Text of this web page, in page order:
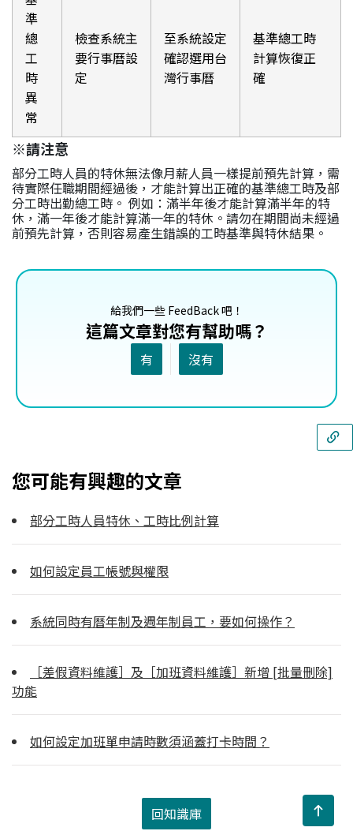
準
總
工
時
異
常
檢查系統主
要行事曆設
定
至系統設定
確認選用台
灣行事曆
基準總工時
計算恢復正
確
※請注意
部分工時人員的特休無法像月薪人員一樣提前預先計算，需
待實際任職期間經過後，才能計算出正確的基準總工時及部
分工時出勤總工時。 例如：滿半年後才能計算滿半年的特
休，滿一年後才能計算滿一年的特休。請勿在期間尚未經過
前預先計算，否則容易產生錯誤的工時基準與特休結果。
給我們一些 FeedBack 吧！
這篇文章對您有幫助嗎？
有 沒有
您可能有興趣的文章
部分工時人員特休、工時比例計算
如何設定員工帳號與權限
系統同時有曆年制及週年制員工，要如何操作？
［差假資料維護］及［加班資料維護］新增 [批量刪除]
功能
如何設定加班單申請時數須涵蓋打卡時間？
回知識庫